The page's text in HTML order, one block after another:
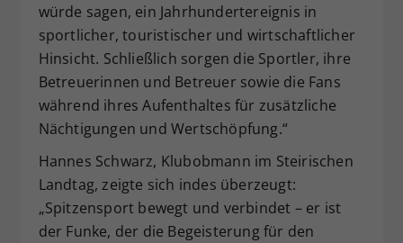
würde sagen, ein Jahrhundertereignis in
sportlicher, touristischer und wirtschaftlicher
Hinsicht. Schließlich sorgen die Sportler, ihre
Betreuerinnen und Betreuer sowie die Fans
während ihres Aufenthaltes für zusätzliche
Nächtigungen und Wertschöpfung.“
Hannes Schwarz, Klubobmann im Steirischen
Landtag, zeigte sich indes überzeugt:
„Spitzensport bewegt und verbindet – er ist
der Funke, der die Begeisterung für den